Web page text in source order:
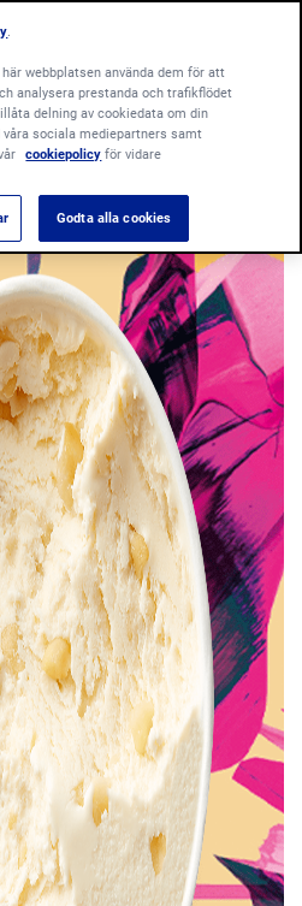
webbplatsen använda dem för att
analysera prestanda och trafikflödet
delning av cookiedata om din
våra sociala mediepartners samt
cookiepolicy för vidare
Godta alla cookies